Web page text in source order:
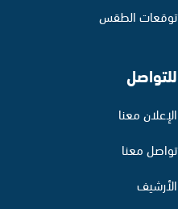
توقعات الطقس
للتواصل
الإعلان معنا
تواصل معنا
الأرشيف